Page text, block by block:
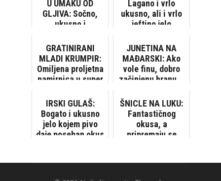
U UMAKU OD
GLJIVA: Sočno,
ukusno i
Lagano i vrlo
ukusno, ali i vrlo
jeftino jelo
GRATINIRANI
MLADI KRUMPIR:
Omiljena proljetna
namirnica u super
JUNETINA NA
MAĐARSKI: Ako
vole finu, dobro
začinjenu hranu...
IRSKI GULAŠ:
Bogato i ukusno
jelo kojem pivo
daje poseban okus
ŠNICLE NA LUKU:
Fantastičnog
okusa, a
pripremaju se